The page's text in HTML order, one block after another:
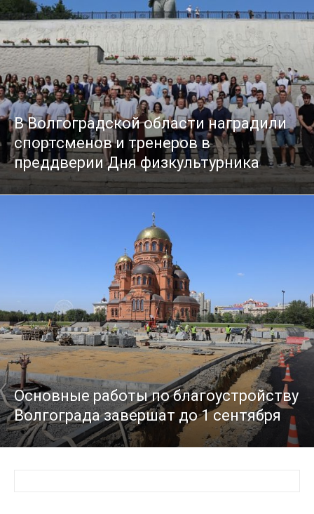
В Волгоградской области наградили
спортсменов и тренеров в
преддверии Дня физкультурника
Основные работы по благоустройству
Волгограда завершат до 1 сентября